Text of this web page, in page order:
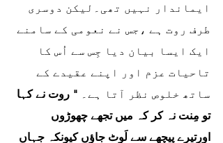
ایماندار نہیں تھی۔لیکن دوسری
طرف روت ہے ،جس نے نعومی کے سامنے
ایک ایسا بیان دیا جِس سے اُس کا
تاحیات عزم اور اپنے عقیدے کے
ساتھ خلوص نظر آتا ہے۔ " روت نے کہا
تو مِنت نہ کر کہ میں تجھے چھوڑوں
اورتیرے پیچھے سے لَوٹ جاؤں کیونکہ جہاں